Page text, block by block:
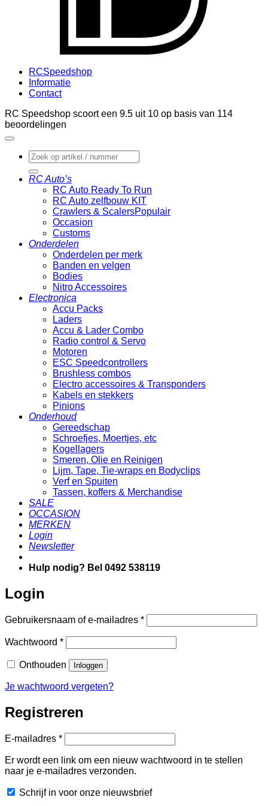
RCSpeedshop
Informatie
Contact
RC Speedshop scoort een 9.5 uit 10 op basis van 114
beoordelingen
Zoeken
naar:
RC Auto’s
RC Auto Ready To Run
RC Auto zelfbouw KIT
Crawlers & Scalers
Occasion
Customs
Onderdelen
Onderdelen per merk
Banden en velgen
Bodies
Nitro Accessoires
Electronica
Accu Packs
Laders
Accu & Lader Combo
Radio control & Servo
Motoren
ESC Speedcontrollers
Brushless combos
Electro accessoires & Transponders
Kabels en stekkers
Pinions
Onderhoud
Gereedschap
Schroefjes, Moertjes, etc
Kogellagers
Smeren, Olie en Reinigen
Lijm, Tape, Tie-wraps en Bodyclips
Verf en Spuiten
Tassen, koffers & Merchandise
SALE
OCCASION
MERKEN
Login
Newsletter
Hulp nodig? Bel 0492 538119
Login
Gebruikersnaam of e-mailadres *Vereist
Wachtwoord *Vereist
Onthouden Inloggen
Je wachtwoord vergeten?
Registreren
E-mailadres *Vereist
Er wordt een link om een nieuw wachtwoord in te stellen
naar je e-mailadres verzonden.
Schrijf in voor onze nieuwsbrief